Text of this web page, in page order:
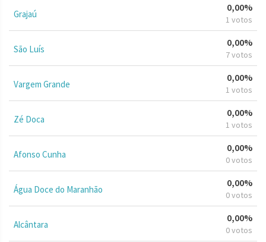
Grajaú
0,00%
1 votos
São Luís
0,00%
7 votos
Vargem Grande
0,00%
1 votos
Zé Doca
0,00%
1 votos
Afonso Cunha
0,00%
0 votos
Água Doce do Maranhão
0,00%
0 votos
Alcântara
0,00%
0 votos